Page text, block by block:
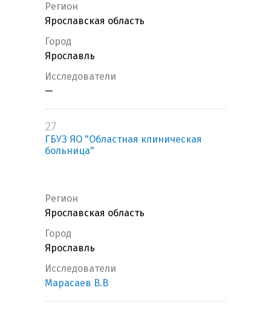
Регион
Ярославская область
Город
Ярославль
Исследователи
—
27
ГБУЗ ЯО "Областная клиническая
больница"
Регион
Ярославская область
Город
Ярославль
Исследователи
Марасаев В.В